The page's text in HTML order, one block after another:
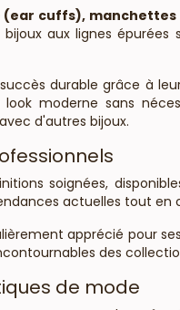
(ear cuffs),
aux lignes
durable grâce à
moderne sans
d'autres bijoux.
soignées,
actuelles tout
apprécié pour
des
de mode